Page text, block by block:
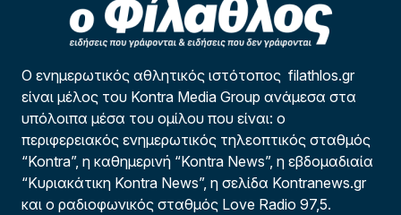
Ο ενημερωτικός αθλητικός ιστότοπος filathlos.gr
είναι μέλος του Kontra Media Group ανάμεσα στα
υπόλοιπα μέσα του ομίλου που είναι: ο
περιφερειακός ενημερωτικός τηλεοπτικός σταθμός
“Kontra”, η καθημερινή “Kontra News”, η εβδομαδιαία
“Κυριακάτικη Kontra News”, η σελίδα Kontranews.gr
και ο ραδιοφωνικός σταθμός Love Radio 97,5.